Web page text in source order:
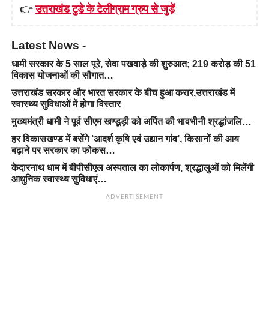
👉उत्तराखंड टुडे के टेलीग्राम ग्रुप से जुड़ें
Latest News -
धामी सरकार के 5 साल पूरे, सेवा पखवाड़े की शुरुआत; 219 करोड़ की 51
विकास योजनाओं की सौगात…
उत्तराखंड सरकार और भारत सरकार के बीच हुआ करार,उत्तराखंड में
स्वास्थ्य सुविधाओं में होगा विस्तार
मुख्यमंत्री धामी ने पूर्व सीएम खण्डूड़ी को अर्पित की भावभीनी श्रद्धांजलि…
हर विकासखण्ड में बसेंगे ‘आदर्श कृषि एवं उद्यान गांव’, किसानों की आय
बढ़ाने पर सरकार का फोकस…
केदारनाथ धाम में बीपीसीएल अस्पताल का लोकार्पण, श्रद्धालुओं को मिलेंगी
आधुनिक स्वास्थ्य सुविधाएं…
ADVERTISEMENT